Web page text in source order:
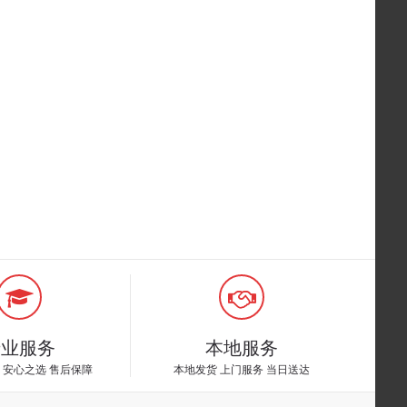
服务
心之选 售后保障
本地服务
本地发货 上门服务 当日送达